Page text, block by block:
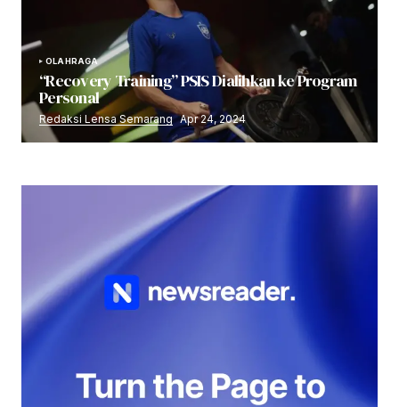
OLAHRAGA
“Recovery Training” PSIS Dialihkan ke Program
Personal
Redaksi Lensa Semarang Apr 24, 2024